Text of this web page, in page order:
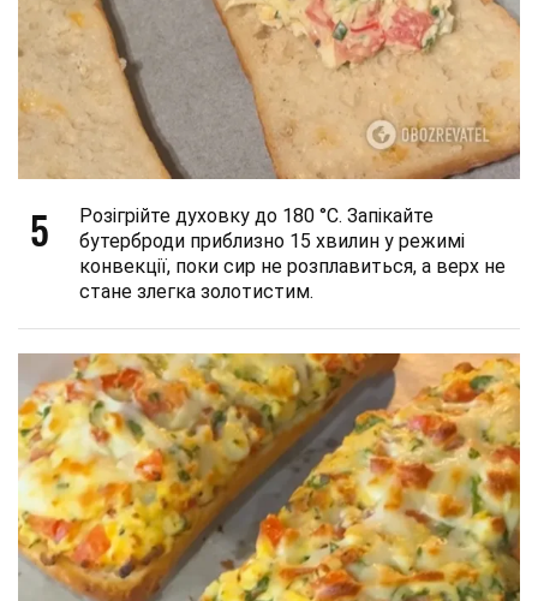
5
Розігрійте духовку до 180 °C. Запікайте
бутерброди приблизно 15 хвилин у режимі
конвекції, поки сир не розплавиться, а верх не
стане злегка золотистим.